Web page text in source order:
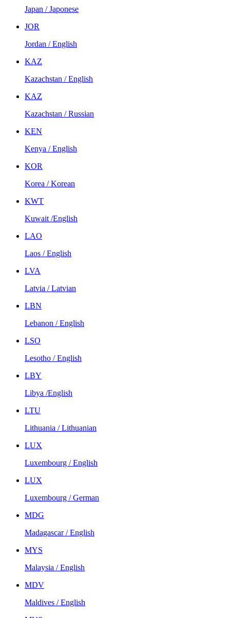
Japan / Japonese
JOR
Jordan / English
KAZ
Kazachstan / English
KAZ
Kazachstan / Russian
KEN
Kenya / English
KOR
Korea / Korean
KWT
Kuwait /English
LAO
Laos / English
LVA
Latvia / Latvian
LBN
Lebanon / English
LSO
Lesotho / English
LBY
Libya /English
LTU
Lithuania / Lithuanian
LUX
Luxembourg / English
LUX
Luxembourg / German
MDG
Madagascar / English
MYS
Malaysia / English
MDV
Maldives / English